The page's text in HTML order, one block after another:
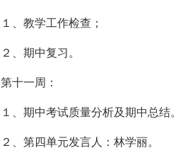
１、教学工作检查；
２、期中复习。
第十一周：
１、期中考试质量分析及期中总结。
２、第四单元发言人：林学丽。